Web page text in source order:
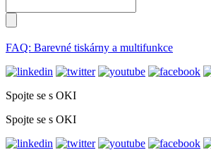
FAQ: Barevné tiskárny a multifunkce
Spojte se s OKI
Spojte se s OKI